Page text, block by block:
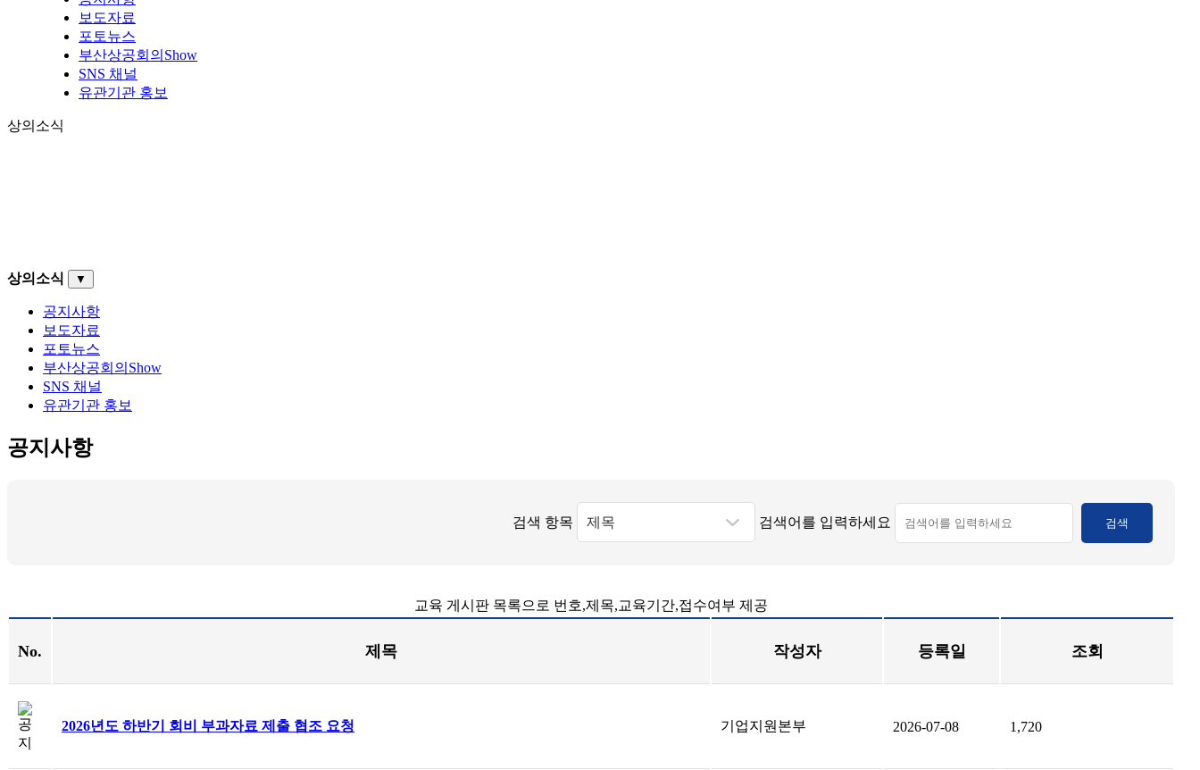
보도자료
포토뉴스
부산상공회의Show
SNS 채널
유관기관 홍보
상의소식
상의소식 ▼
공지사항
보도자료
포토뉴스
부산상공회의Show
SNS 채널
유관기관 홍보
공지사항
검색 항목 검색어를 입력하세요 검색
교육 게시판 목록으로 번호,제목,교육기간,접수여부 제공
No. 제목 작성자 등록일 조회
2026년도 하반기 회비 부과자료 제출 협조 요청 기업지원본부 2026-07-08 1,720